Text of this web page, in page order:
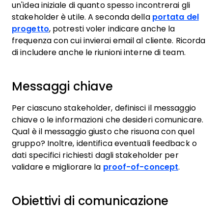
un'idea iniziale di quanto spesso incontrerai gli
stakeholder è utile. A seconda della portata del
progetto, potresti voler indicare anche la
frequenza con cui invierai email al cliente. Ricorda
di includere anche le riunioni interne di team.
Messaggi chiave
Per ciascuno stakeholder, definisci il messaggio
chiave o le informazioni che desideri comunicare.
Qual è il messaggio giusto che risuona con quel
gruppo? Inoltre, identifica eventuali feedback o
dati specifici richiesti dagli stakeholder per
validare e migliorare la proof-of-concept.
Obiettivi di comunicazione